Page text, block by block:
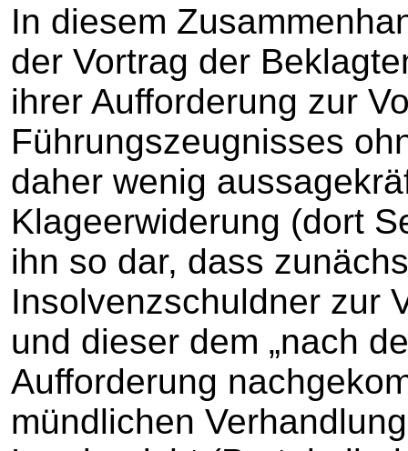
In diesem
der Vortrag der
ihrer Aufforderung zur
Führungszeugnisses
daher wenig
Klageerwiderung (dort
ihn so dar, dass
Insolvenzschuldner zur
und dieser dem „nach
Aufforderung
mündlichen